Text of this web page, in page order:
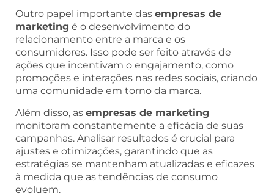
Outro papel importante das empresas de
marketing é o desenvolvimento do
relacionamento entre a marca e os
consumidores. Isso pode ser feito através de
ações que incentivam o engajamento, como
promoções e interações nas redes sociais, criando
uma comunidade em torno da marca.
Além disso, as empresas de marketing
monitoram constantemente a eficácia de suas
campanhas. Analisar resultados é crucial para
ajustes e otimizações, garantindo que as
estratégias se mantenham atualizadas e eficazes
à medida que as tendências de consumo
evoluem.